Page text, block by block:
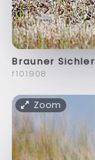
Brauner Sichler
f101908
Zoom